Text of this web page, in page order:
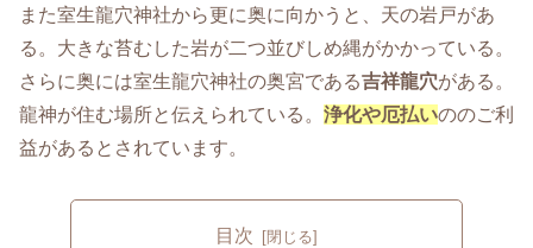
また室生龍穴神社から更に奥に向かうと、天の岩戸があ
る。大きな苔むした岩が二つ並びしめ縄がかかっている。
さらに奥には室生龍穴神社の奥宮である吉祥龍穴がある。
龍神が住む場所と伝えられている。 浄化や厄払いののご利
益があるとされています。
目次